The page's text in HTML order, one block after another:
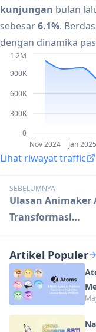
kunjungan bulan
sebesar6.1%.
dengan dinamika
Nov 2024 Jan 2025
0
300K
600K
900K
1.2M
Lihat riwayat traffic
SEBELUMNYA
Ulasan Animaker
Transformasi
dengan AI
Artikel Populer